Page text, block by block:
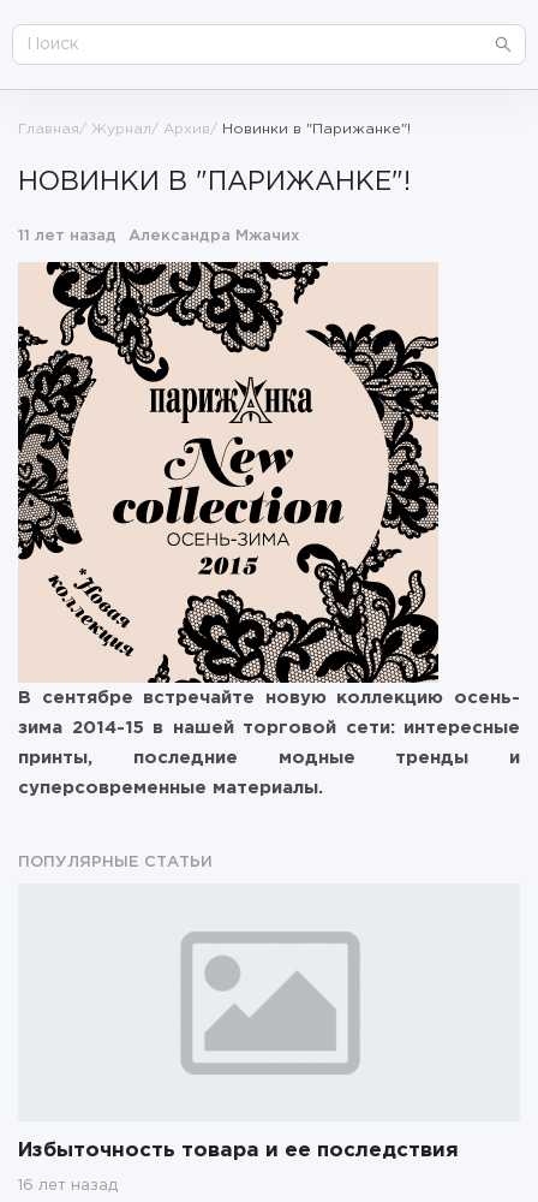
Главная Журнал Архив Новинки в "Парижанке"!
НОВИНКИ В "ПАРИЖАНКЕ"!
11 лет назад Александра Мжачих
В сентябре встречайте новую коллекцию осень-
зима 2014-15 в нашей торговой сети: интересные
принты, последние модные тренды и
суперсовременные материалы.
ПОПУЛЯРНЫЕ СТАТЬИ
Избыточность товара и ее последствия
16 лет назад